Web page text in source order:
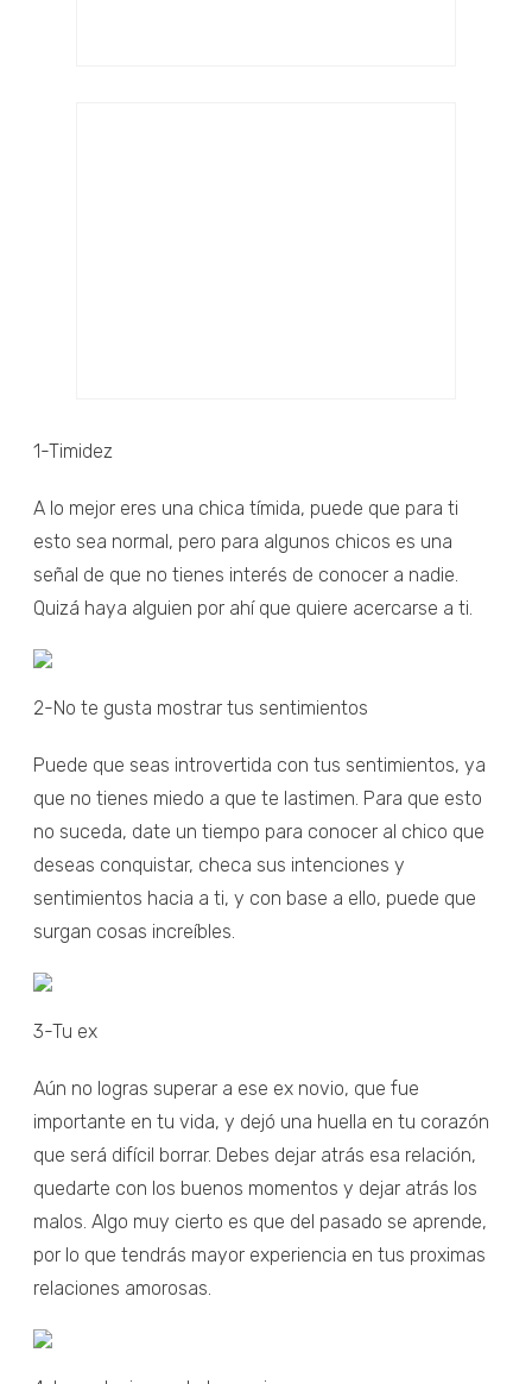
1-Timidez
A lo mejor eres una chica tímida, puede que para ti
esto sea normal, pero para algunos chicos es una
señal de que no tienes interés de conocer a nadie.
Quizá haya alguien por ahí que quiere acercarse a ti.
2-No te gusta mostrar tus sentimientos
Puede que seas introvertida con tus sentimientos, ya
que no tienes miedo a que te lastimen. Para que esto
no suceda, date un tiempo para conocer al chico que
deseas conquistar, checa sus intenciones y
sentimientos hacia a ti, y con base a ello, puede que
surgan cosas increíbles.
3-Tu ex
Aún no logras superar a ese ex novio, que fue
importante en tu vida, y dejó una huella en tu corazón
que será difícil borrar. Debes dejar atrás esa relación,
quedarte con los buenos momentos y dejar atrás los
malos. Algo muy cierto es que del pasado se aprende,
por lo que tendrás mayor experiencia en tus proximas
relaciones amorosas.